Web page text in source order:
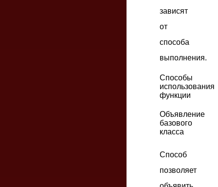
зависят
от
способа
выполнения.
Способы
использования
функции
Объявление
базового
класса
Способ
позволяет